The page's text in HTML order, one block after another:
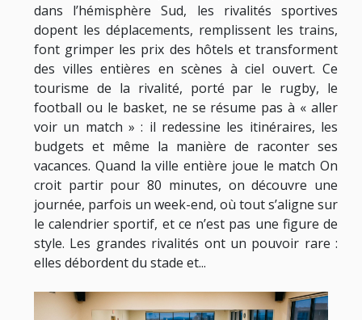
dans l’hémisphère Sud, les rivalités sportives
dopent les déplacements, remplissent les trains,
font grimper les prix des hôtels et transforment
des villes entières en scènes à ciel ouvert. Ce
tourisme de la rivalité, porté par le rugby, le
football ou le basket, ne se résume pas à « aller
voir un match » : il redessine les itinéraires, les
budgets et même la manière de raconter ses
vacances. Quand la ville entière joue le match On
croit partir pour 80 minutes, on découvre une
journée, parfois un week-end, où tout s’aligne sur
le calendrier sportif, et ce n’est pas une figure de
style. Les grandes rivalités ont un pouvoir rare :
elles débordent du stade et...